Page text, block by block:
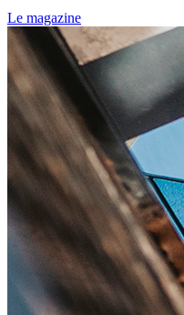
Le magazine